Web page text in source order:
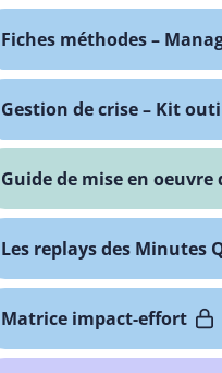
Fiches méthodes –
Gestion de crise – Kit
Guide de mise en
Les replays des Minutes
Matrice impact-effort